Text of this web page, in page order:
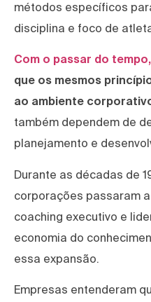
métodos específicos
disciplina e foco de
Com o passar do
que os mesmos
ao ambiente
também dependem de
planejamento e
Durante as décadas de
corporações passaram
coaching executivo e
economia do
essa expansão.
Empresas entenderam